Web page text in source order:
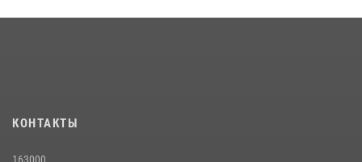
КОНТАКТЫ
163000,